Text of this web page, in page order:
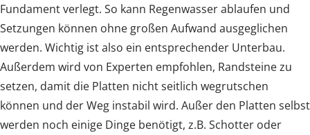
Fundament verlegt. So kann Regenwasser ablaufen und
Setzungen können ohne großen Aufwand ausgeglichen
werden. Wichtig ist also ein entsprechender Unterbau.
Außerdem wird von Experten empfohlen, Randsteine zu
setzen, damit die Platten nicht seitlich wegrutschen
können und der Weg instabil wird. Außer den Platten selbst
werden noch einige Dinge benötigt, z.B. Schotter oder